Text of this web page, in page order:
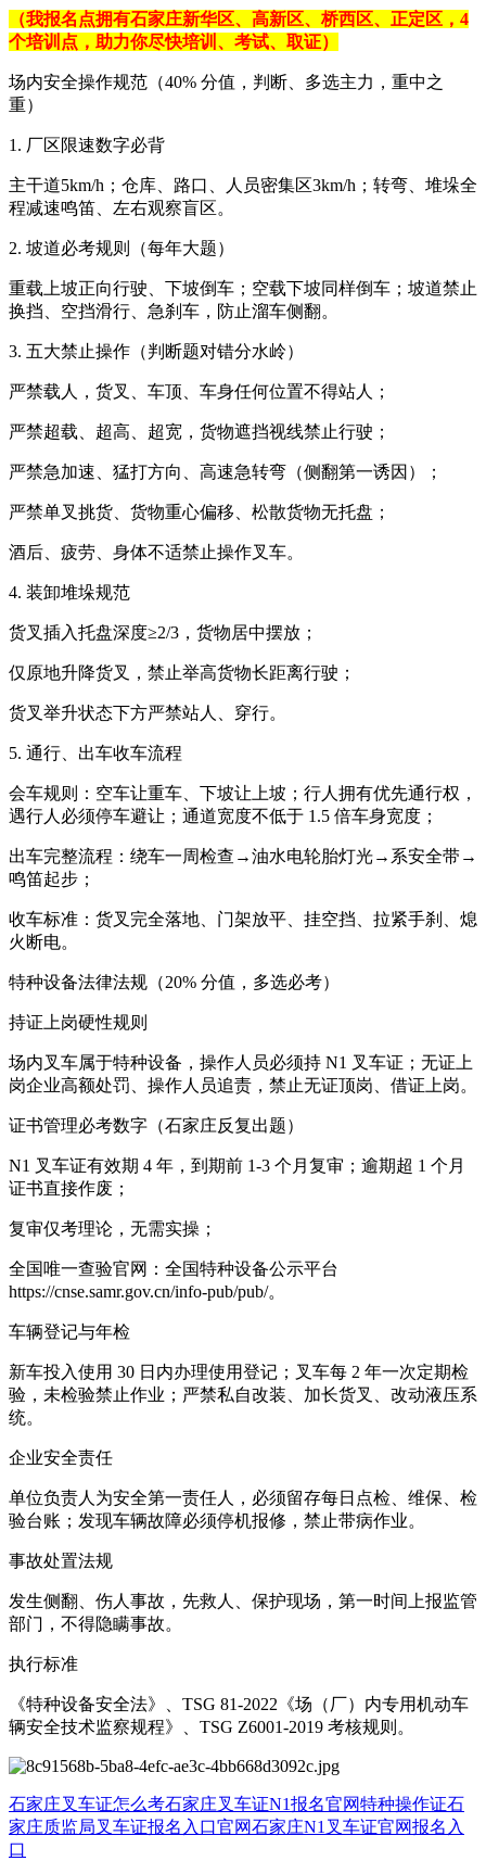
（我报名点拥有石家庄新华区、高新区、桥西区、正定区，4
个培训点，助力你尽快培训、考试、取证）
场内安全操作规范（40% 分值，判断、多选主力，重中之
重）
1. 厂区限速数字必背
主干道5km/h；仓库、路口、人员密集区3km/h；转弯、堆垛全
程减速鸣笛、左右观察盲区。
2. 坡道必考规则（每年大题）
重载上坡正向行驶、下坡倒车；空载下坡同样倒车；坡道禁止
换挡、空挡滑行、急刹车，防止溜车侧翻。
3. 五大禁止操作（判断题对错分水岭）
严禁载人，货叉、车顶、车身任何位置不得站人；
严禁超载、超高、超宽，货物遮挡视线禁止行驶；
严禁急加速、猛打方向、高速急转弯（侧翻第一诱因）；
严禁单叉挑货、货物重心偏移、松散货物无托盘；
酒后、疲劳、身体不适禁止操作叉车。
4. 装卸堆垛规范
货叉插入托盘深度≥2/3，货物居中摆放；
仅原地升降货叉，禁止举高货物长距离行驶；
货叉举升状态下方严禁站人、穿行。
5. 通行、出车收车流程
会车规则：空车让重车、下坡让上坡；行人拥有优先通行权，
遇行人必须停车避让；通道宽度不低于 1.5 倍车身宽度；
出车完整流程：绕车一周检查→油水电轮胎灯光→系安全带→
鸣笛起步；
收车标准：货叉完全落地、门架放平、挂空挡、拉紧手刹、熄
火断电。
特种设备法律法规（20% 分值，多选必考）
持证上岗硬性规则
场内叉车属于特种设备，操作人员必须持 N1 叉车证；无证上
岗企业高额处罚、操作人员追责，禁止无证顶岗、借证上岗。
证书管理必考数字（石家庄反复出题）
N1 叉车证有效期 4 年，到期前 1-3 个月复审；逾期超 1 个月
证书直接作废；
复审仅考理论，无需实操；
全国唯一查验官网：全国特种设备公示平台
https://cnse.samr.gov.cn/info-pub/pub/。
车辆登记与年检
新车投入使用 30 日内办理使用登记；叉车每 2 年一次定期检
验，未检验禁止作业；严禁私自改装、加长货叉、改动液压系
统。
企业安全责任
单位负责人为安全第一责任人，必须留存每日点检、维保、检
验台账；发现车辆故障必须停机报修，禁止带病作业。
事故处置法规
发生侧翻、伤人事故，先救人、保护现场，第一时间上报监管
部门，不得隐瞒事故。
执行标准
《特种设备安全法》、TSG 81-2022《场（厂）内专用机动车
辆安全技术监察规程》、TSG Z6001-2019 考核规则。
石家庄叉车证怎么考石家庄叉车证N1报名官网特种操作证石
家庄质监局叉车证报名入口官网石家庄N1叉车证官网报名入
口